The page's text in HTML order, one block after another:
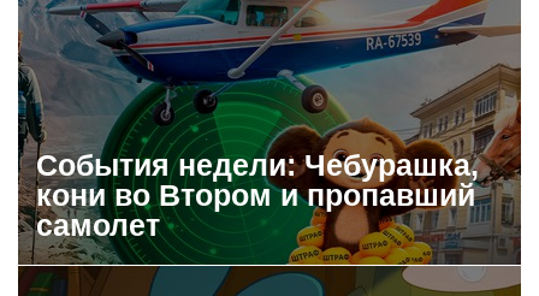
События недели: Чебурашка,
кони во Втором и пропавший
самолет